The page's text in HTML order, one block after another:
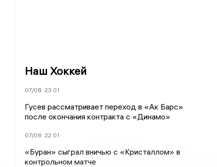
Наш Хоккей
07/08 23:01
Гусев рассматривает переход в «Ак Барс»
после окончания контракта с «Динамо»
07/08 22:01
«Буран» сыграл вничью с «Кристаллом» в
контрольном матче